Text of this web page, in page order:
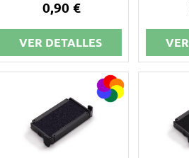
0,90 €
VER DETALLES